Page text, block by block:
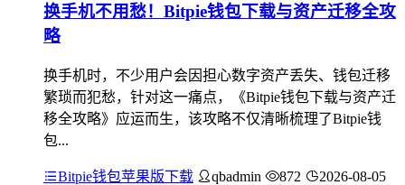
换手机不用愁！Bitpie钱包下载与资产迁移全攻
略
换手机时，不少用户会因担心数字资产丢失、钱包迁移
繁琐而犯愁，针对这一痛点，《Bitpie钱包下载与资产迁
移全攻略》应运而生，该攻略不仅清晰梳理了Bitpie钱
包...
Bitpie钱包苹果版下载 qbadmin 872 2026-08-05